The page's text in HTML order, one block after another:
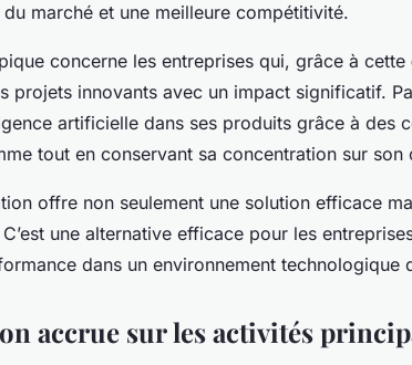
marché et une meilleure compétitivité.
concerne les entreprises qui, grâce à cette
projets innovants avec un impact significatif.
artificielle dans ses produits grâce à des
tout en conservant sa concentration sur
offre non seulement une solution efficace
une alternative efficace pour les
dans un environnement technologique
accrue sur les activités